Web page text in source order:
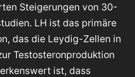
Steigerungen von 30-
LH ist das primäre
das die Leydig-Zellen in
Testosteronproduktion
ist, dass